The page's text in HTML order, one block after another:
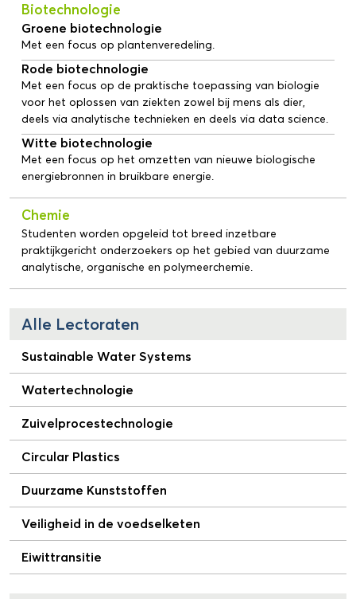
Biotechnologie
Groene biotechnologie
Met een focus op plantenveredeling.
Rode biotechnologie
Met een focus op de praktische toepassing van biologie
voor het oplossen van ziekten zowel bij mens als dier,
deels via analytische technieken en deels via data science.
Witte biotechnologie
Met een focus op het omzetten van nieuwe biologische
energiebronnen in bruikbare energie.
Chemie
Studenten worden opgeleid tot breed inzetbare
praktijkgericht onderzoekers op het gebied van duurzame
analytische, organische en polymeerchemie.
Alle Lectoraten
Sustainable Water Systems
Watertechnologie
Zuivelprocestechnologie
Circular Plastics
Duurzame Kunststoffen
Veiligheid in de voedselketen
Eiwittransitie